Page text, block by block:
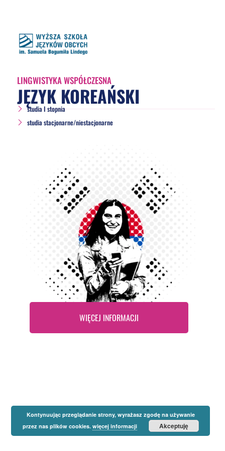
LINGWISTYKA WSPÓŁCZESNA
JĘZYK KOREAŃSKI
studia I stopnia
studia stacjonarne/niestacjonarne
WIĘCEJ INFORMACJI
Kontynuując przeglądanie strony, wyrażasz zgodę na używanie
przez nas plików cookies. więcej informacji Akceptuję